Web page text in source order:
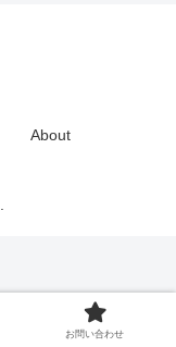
About
お問い合わせ